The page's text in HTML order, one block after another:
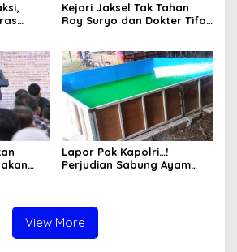
Kejari Jaksel Tak Tahan
Roy Suryo dan Dokter Tifa,
Hukum
Lapor Pak Kapolri…!
Perjudian Sabung Ayam
Aparat dan Media
View More